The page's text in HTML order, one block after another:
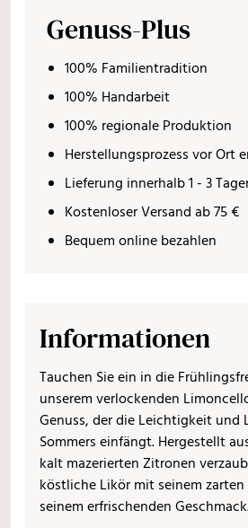
Genuss-Plus
100% Familientradition
100% Handarbeit
100% regionale Produktion
Herstellungsprozess vor Ort
Lieferung innerhalb 1 - 3
Kostenloser Versand ab 75 €
Bequem online bezahlen
Informationen
Tauchen Sie ein in die
unserem verlockenden
Genuss, der die Leichtigkeit und
Sommers einfängt. Hergestellt
kalt mazerierten Zitronen
köstliche Likör mit seinem
seinem erfrischenden